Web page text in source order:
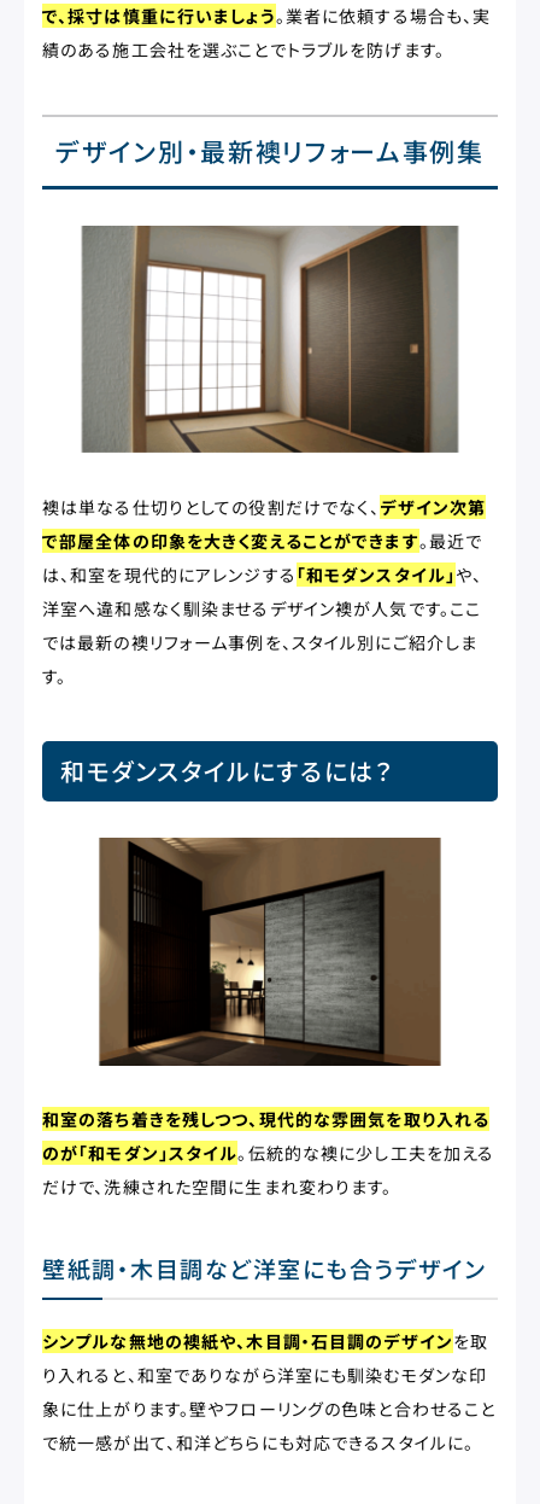
で、採寸は慎重に行いましょう。業者に依頼する場合も、実
績のある施工会社を選ぶことでトラブルを防げます。
デザイン別・最新襖リフォーム事例集
襖は単なる仕切りとしての役割だけでなく、 デザイン次第
で部屋全体の印象を大きく変えることができます。最近で
は、和室を現代的にアレンジする 「和モダンスタイル」 や、
洋室へ違和感なく馴染ませるデザイン襖が人気です。ここ
では最新の襖リフォーム事例を、スタイル別にご紹介しま
す。
和モダンスタイルにするには？
和室の落ち着きを残しつつ、現代的な雰囲気を取り入れる
のが「和モダン」スタイル。伝統的な襖に少し工夫を加える
だけで、洗練された空間に生まれ変わります。
壁紙調・木目調など洋室にも合うデザイン
シンプルな無地の襖紙や、木目調・石目調のデザインを取
り入れると、和室でありながら洋室にも馴染むモダンな印
象に仕上がります。壁やフローリングの色味と合わせること
で統一感が出て、和洋どちらにも対応できるスタイルに。